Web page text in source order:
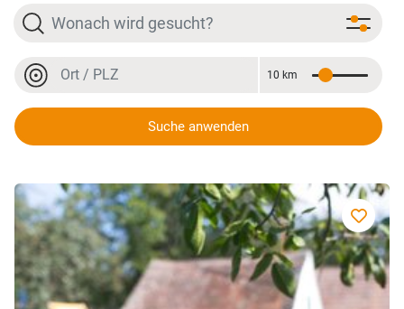
Suche
Ort oder PLZ
Entfernung
10 km
Suche anwenden
Marillenbrand